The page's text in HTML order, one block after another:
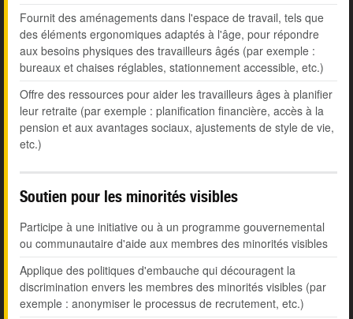
Fournit des aménagements dans l'espace de travail, tels que
des éléments ergonomiques adaptés à l'âge, pour répondre
aux besoins physiques des travailleurs âgés (par exemple :
bureaux et chaises réglables, stationnement accessible, etc.)
Offre des ressources pour aider les travailleurs âges à planifier
leur retraite (par exemple : planification financière, accès à la
pension et aux avantages sociaux, ajustements de style de vie,
etc.)
Soutien pour les minorités visibles
Participe à une initiative ou à un programme gouvernemental
ou communautaire d'aide aux membres des minorités visibles
Applique des politiques d'embauche qui découragent la
discrimination envers les membres des minorités visibles (par
exemple : anonymiser le processus de recrutement, etc.)